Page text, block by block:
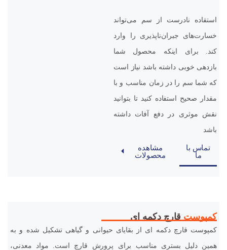
استفاده نادرست از سم می‌تواند
خسارت‌های جبران‌ناپذیری را وارد
کند. برای اینکه محصول شما
بازدهی خوبی داشته باشد نیاز است
که شما سم را در زمان مناسب و با
مقدار صحیح استفاده کنید تا بتوانید
نقش موثری در دفع آفات داشته
باشد
تماس با
ما
مشاهده
محصولات
کمپوست قارچ دکمه ای
کمپوست قارچ دکمه‌ ای از بقایای حیوانی و گیاهی تشکیل شده و به
همین دلیل بستری مناسب برای پرورش قارچ است. مواد معدنی،